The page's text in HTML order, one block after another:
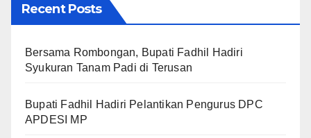
Recent Posts
Bersama Rombongan, Bupati Fadhil Hadiri
Syukuran Tanam Padi di Terusan
Bupati Fadhil Hadiri Pelantikan Pengurus DPC
APDESI MP